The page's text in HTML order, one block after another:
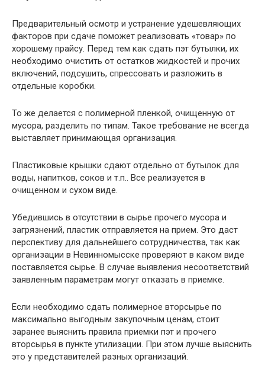
Предварительный осмотр и устранение удешевляющих
факторов при сдаче поможет реализовать «товар» по
хорошему прайсу. Перед тем как сдать пэт бутылки, их
необходимо очистить от остатков жидкостей и прочих
включений, подсушить, спрессовать и разложить в
отдельные коробки.
То же делается с полимерной пленкой, очищенную от
мусора, разделить по типам. Такое требование не всегда
выставляет принимающая организация.
Пластиковые крышки сдают отдельно от бутылок для
воды, напитков, соков и т.п.. Все реализуется в
очищенном и сухом виде.
Убедившись в отсутствии в сырье прочего мусора и
загрязнений, пластик отправляется на прием. Это даст
перспективу для дальнейшего сотрудничества, так как
организации в Невинномысске проверяют в каком виде
поставляется сырье. В случае выявления несоответствий
заявленным параметрам могут отказать в приемке.
Если необходимо сдать полимерное вторсырье по
максимально выгодным закупочным ценам, стоит
заранее выяснить правила приемки пэт и прочего
вторсырья в пункте утилизации. При этом лучше выяснить
это у представителей разных организаций.